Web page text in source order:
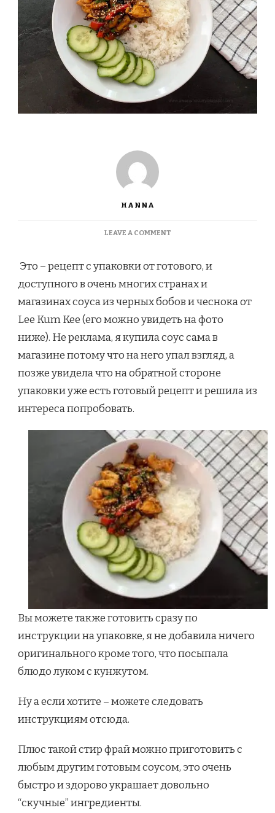
HANNA
LEAVE A COMMENTON
AND
SAUCE
STIR
СТИР
ФРАЙ
ГОТОВЫМ
СОУСОМ
ЧЕРНЫХ
ЧЕСНОКА.
Это – рецепт с упаковки от готового, и
доступного в очень многих странах и
магазинах соуса из черных бобов и чеснока от
Lee Kum Kee (его можно увидеть на фото
ниже). Не реклама, я купила соус сама в
магазине потому что на него упал взгляд, а
позже увидела что на обратной стороне
упаковки уже есть готовый рецепт и решила из
интереса попробовать.
Вы можете также готовить сразу по
инструкции на упаковке, я не добавила ничего
оригинального кроме того, что посыпала
блюдо луком с кунжутом.
Ну а если хотите – можете следовать
инструкциям отсюда.
Плюс такой стир фрай можно приготовить с
любым другим готовым соусом, это очень
быстро и здорово украшает довольно
“скучные” ингредиенты.